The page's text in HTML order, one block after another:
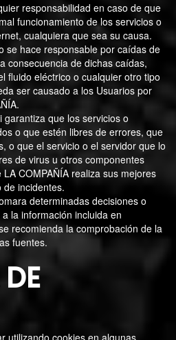
responsabilidad en caso de que
funcionamiento de los servicios o
cualquiera que sea su causa.
se hace responsable por caídas de
consecuencia de dichas caídas,
fluido eléctrico o cualquier otro tipo
ser causado a los Usuarios por
garantiza que los servicios o
o que estén libres de errores, que
o que el servicio o el servidor que lo
de virus u otros componentes
COMPAÑÍA realiza sus mejores
incidentes.
determinadas decisiones o
la información incluida en
recomienda la comprobación de la
fuentes.